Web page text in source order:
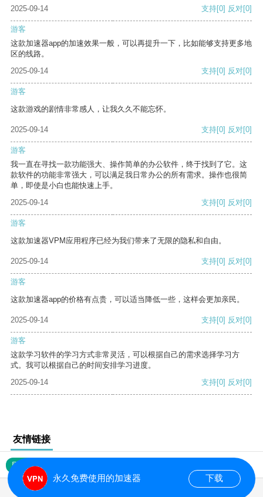
2025-09-14 支持[0] 反对[0]
游客
这款加速器app的加速效果一般，可以再提升一下，比如能够支持更多地
区的线路。
2025-09-14
支持[0] 反对[0]
游客
这款游戏的剧情非常感人，让我久久不能忘怀。
2025-09-14 支持[0] 反对[0]
游客
我一直在寻找一款功能强大、操作简单的办公软件，终于找到了它。这
款软件的功能非常强大，可以满足我日常办公的所有需求。操作也很简
单，即使是小白也能快速上手。
2025-09-14
支持[0] 反对[0]
游客
这款加速器VPM应用程序已经为我们带来了无限的隐私和自由。
2025-09-14 支持[0] 反对[0]
游客
这款加速器app的价格有点贵，可以适当降低一些，这样会更加亲民。
2025-09-14 支持[0] 反对[0]
游客
这款学习软件的学习方式非常灵活，可以根据自己的需求选择学习方
式。我可以根据自己的时间安排学习进度。
2025-09-14
支持[0] 反对[0]
友情链接
网站地图
永久免费使用的加速器 下载